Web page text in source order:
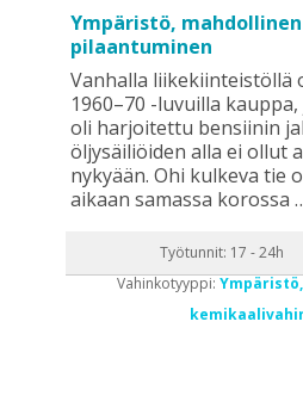
Ympäristö,
pilaantuminen
Vanhalla liikekiinteistöllä
1960–70 -luvuilla
oli harjoitettu bensiinin
öljysäiliöiden alla ei ollut
nykyään. Ohi kulkeva tie
aikaan samassa korossa
Vahinkotyyppi:
Työtunnit: 17 - 24h